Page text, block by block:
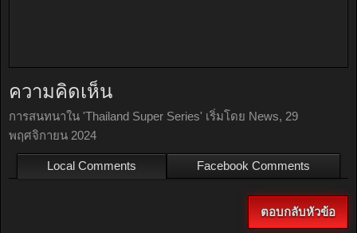
ความคิดเห็น
การสนทนาใน 'Thailand Super Series' เริ่มโดย News, 29
พฤศจิกายน 2024
Local Comments Facebook Comments
ตอบกลับหัวข้อ